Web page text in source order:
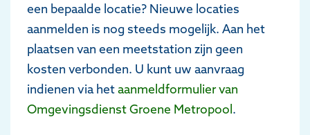
een bepaalde locatie? Nieuwe locaties
aanmelden is nog steeds mogelijk. Aan het
plaatsen van een meetstation zijn geen
kosten verbonden. U kunt uw aanvraag
indienen via hetaanmeldformulier van
Omgevingsdienst Groene Metropool.